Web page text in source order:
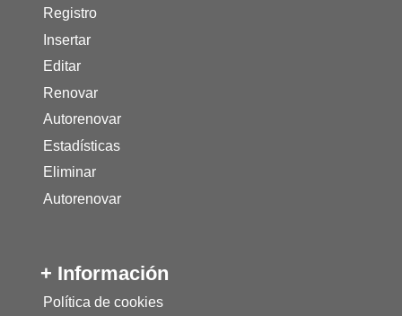
Registro
Insertar
Editar
Renovar
Autorenovar
Estadísticas
Eliminar
Autorenovar
+ Información
Política de cookies